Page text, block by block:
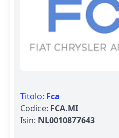
Titolo: Fca
Codice: FCA.MI
Isin: NL0010877643